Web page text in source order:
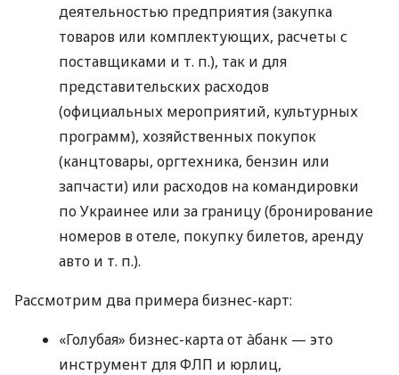
деятельностью предприятия (закупка
товаров или комплектующих, расчеты с
поставщиками и т. п.), так и для
представительских расходов
(официальных мероприятий, культурных
программ), хозяйственных покупок
(канцтовары, оргтехника, бензин или
запчасти) или расходов на командировки
по Украинее или за границу (бронирование
номеров в отеле, покупку билетов, аренду
авто и т. п.).
Рассмотрим два примера бизнес-карт:
«Голубая» бизнес-карта от àбанк — это
инструмент для ФЛП и юрлиц,